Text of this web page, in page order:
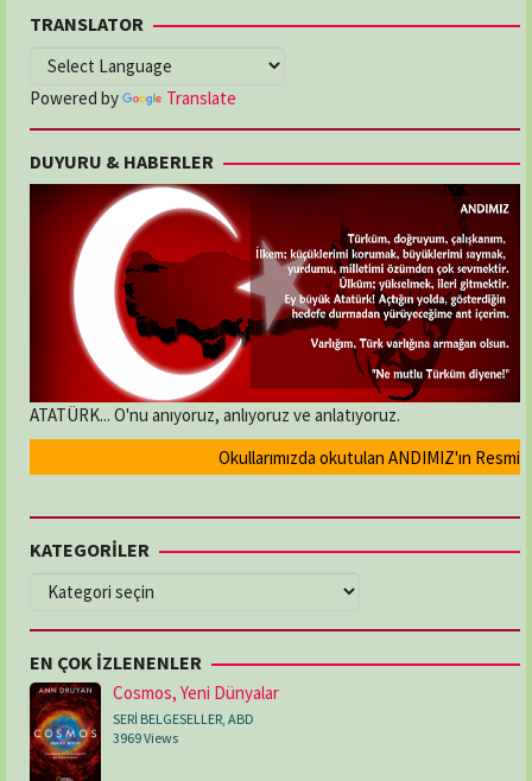
TRANSLATOR
Powered by Translate
DUYURU & HABERLER
ATATÜRK... O'nu anıyoruz, anlıyoruz ve anlatıyoruz.
Okullarımızda okutulan ANDIMIZ'ın Resmi
KATEGORİLER
KATEGORİLER
EN ÇOK İZLENENLER
Cosmos, Yeni Dünyalar
SERİ BELGESELLER, ABD
3969 Views